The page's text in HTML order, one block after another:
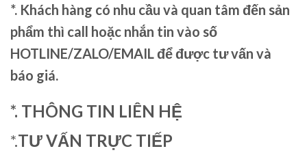
*. Khách hàng có nhu cầu và quan tâm đến sản
phẩm thì call hoặc nhắn tin vào số
HOTLINE/ZALO/EMAIL để được tư vấn và
báo giá.
*. THÔNG TIN LIÊN HỆ
*.TƯ VẤN TRỰC TIẾP